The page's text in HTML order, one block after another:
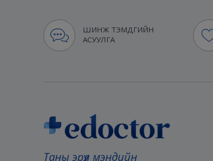
ШИНЖ ТЭМДГИЙН
АСУУЛГА
Таны эрүүл мэндийн